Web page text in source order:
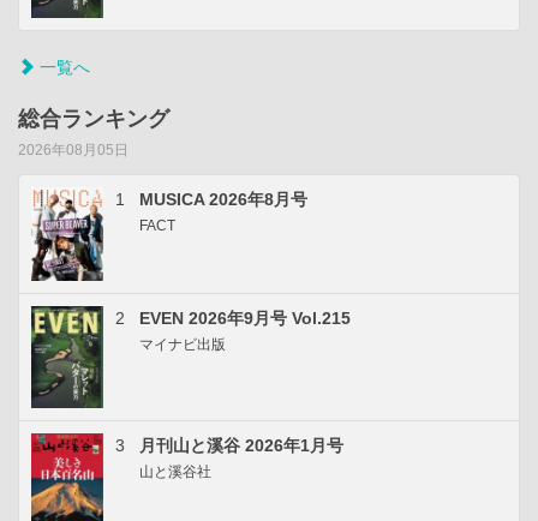
一覧へ
総合ランキング
2026年08月05日
1 MUSICA 2026年8月号
FACT
2 EVEN 2026年9月号 Vol.215
マイナビ出版
3 月刊山と溪谷 2026年1月号
山と溪谷社